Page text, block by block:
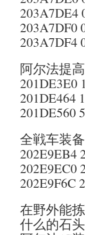
203A7DE4
203A7DF0
203A7DF4
阿尔法提
201DE3E0
201DE464
201DE560
全戦车装
202E9EB4
202E9EC0
202E9F6C
在野外能
什么的石头